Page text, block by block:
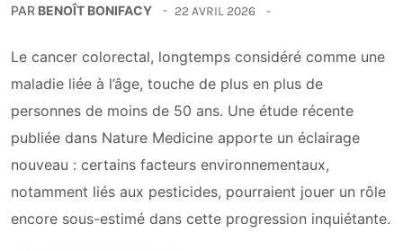
PAR BENOÎT BONIFACY 22 AVRIL 2026
Le cancer colorectal, longtemps considéré comme une
maladie liée à l’âge, touche de plus en plus de
personnes de moins de 50 ans. Une étude récente
publiée dans Nature Medicine apporte un éclairage
nouveau : certains facteurs environnementaux,
notamment liés aux pesticides, pourraient jouer un rôle
encore sous-estimé dans cette progression inquiétante.